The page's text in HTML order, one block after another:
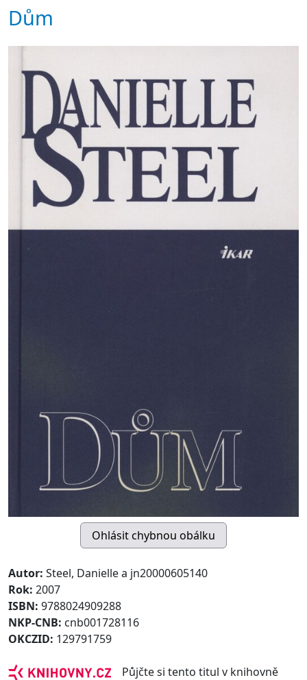
Dům
Autor: Steel, Danielle a jn20000605140
Rok: 2007
ISBN: 9788024909288
NKP-CNB: cnb001728116
OKCZID: 129791759
Půjčte si tento titul v knihovně